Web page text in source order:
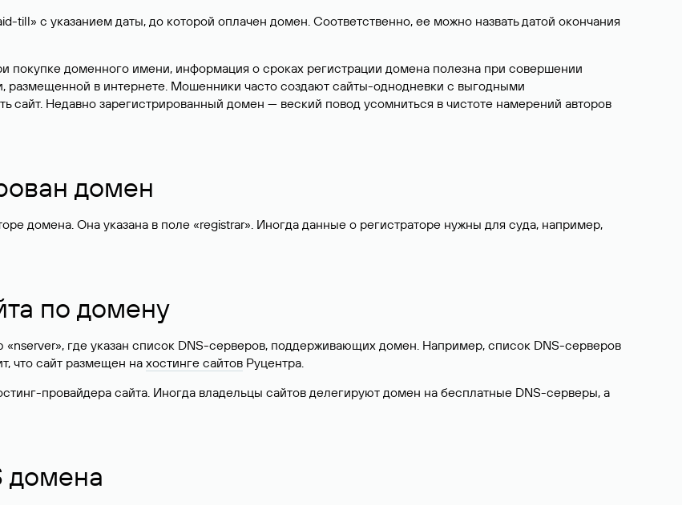
с указанием даты, до которой оплачен домен. Соответственно, ее можно назвать датой окончания
покупке доменного имени, информация о сроках регистрации домена полезна при совершении
размещенной в интернете. Мошенники часто создают сайты-однодневки с выгодными
сайт. Недавно зарегистрированный домен — веский повод усомниться в чистоте намерений авторов
домен
домена. Она указана в поле «registrar». Иногда данные о регистраторе нужны для суда, например,
по домену
где указан список DNS-серверов, поддерживающих домен. Например, список DNS-серверов
что сайт размещен на хостинге сайтов Руцентра.
провайдера сайта. Иногда владельцы сайтов делегируют домен на бесплатные DNS-серверы, а
домена